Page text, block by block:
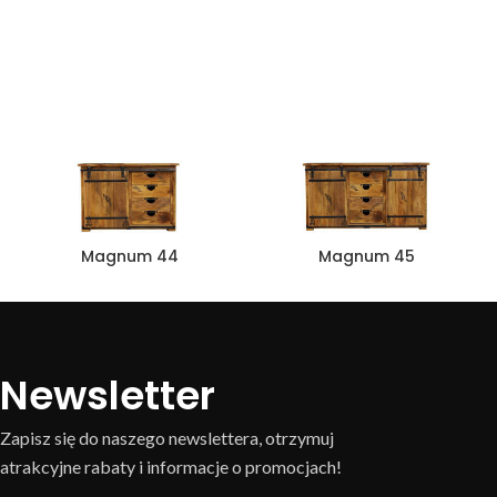
Magnum 44 Magnum 45
Newsletter
Zapisz się do naszego newslettera, otrzymuj
atrakcyjne rabaty i informacje o promocjach!